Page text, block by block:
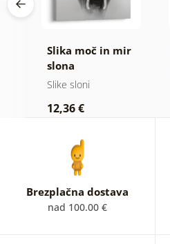
Slika moč in mir
slona
Slike sloni
12,36 €
Brezplačna dostava
nad 100.00 €